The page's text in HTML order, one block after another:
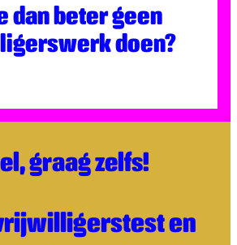
dan beter geen
doen?
graag zelfs!
en